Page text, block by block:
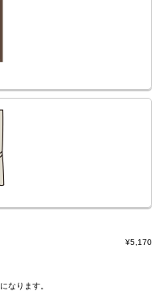
¥5,170
になります。